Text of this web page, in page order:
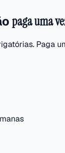
paga uma
Paga